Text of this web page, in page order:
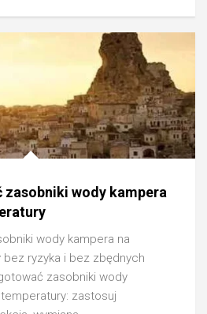
wody kampera
wody kampera na
ryzyka i bez zbędnych
zasobniki wody
zastosuj